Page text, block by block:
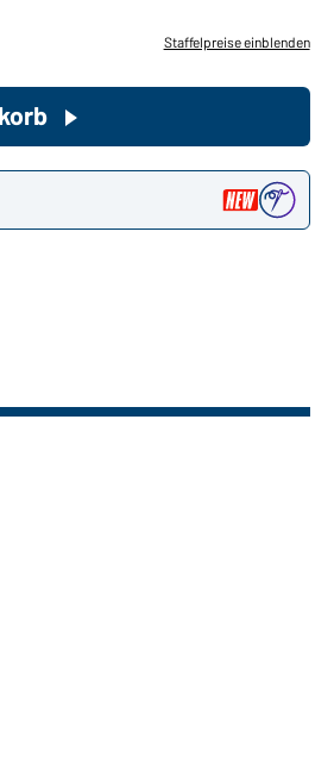
Bedarf einkaufen?
Hier geht's zu unserem
Endkundenshop
Staffelpreise einblenden